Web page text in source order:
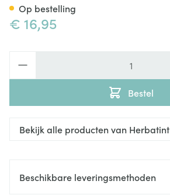
€ 16,95
Bestel
Op bestelling
Bekijk alle producten van Herbatint
Beschikbare leveringsmethoden